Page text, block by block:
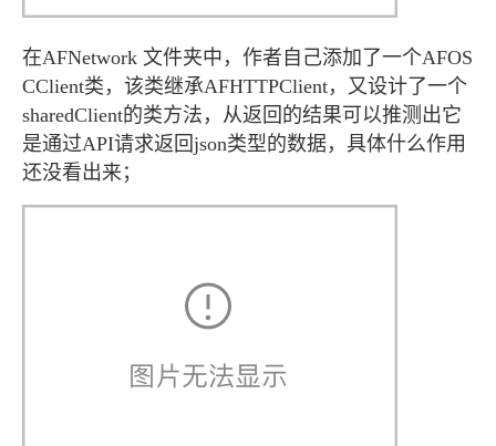
在AFNetwork 文件夹中，作者自己添加了一个AFOS
CClient类，该类继承AFHTTPClient，又设计了一个
sharedClient的类方法，从返回的结果可以推测出它
是通过API请求返回json类型的数据，具体什么作用
还没看出来；